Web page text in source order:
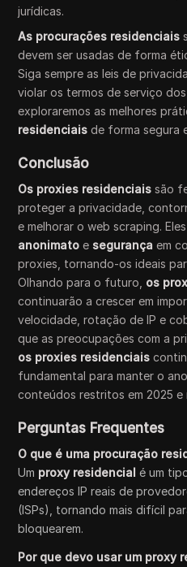
jurídicas.
As procurações residenciais
devem ser usadas de forma
Siga sempre as leis de
violar os termos de serviço
exploraremos as melhores
residenciais de forma segura
Conclusão
Os proxies residenciais são
proteger a privacidade,
e melhorar o web scraping.
anonimato e segurança em
proxies, tornando-os ideais
Olhando para o futuro, os
continuarão a crescer em
velocidade, rotação de IP e
que as preocupações com a
os proxies residenciais
fundamental para manter o
conteúdos restritos em 2025 e
Perguntas Frequentes
O que é uma procuração
Um proxy residencial é um
endereços IP reais de
(ISPs), tornando mais difícil
bloquearem.
Por que devo usar um proxy